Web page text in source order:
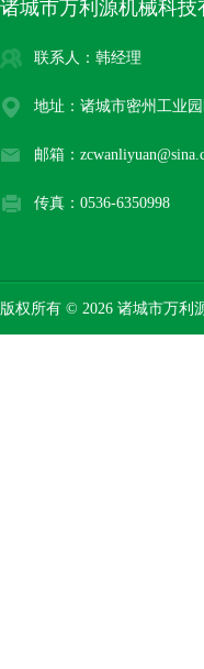
诸城市万利源机械科技
联系人：韩经理
地址：诸城市密州工业园
邮箱：
传真：0536-6350998
版权所有 © 2026 诸城市万利